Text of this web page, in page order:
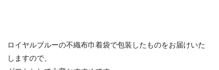
ロイヤルブルーの不織布巾着袋で包装したものをお届けいた
しますので、